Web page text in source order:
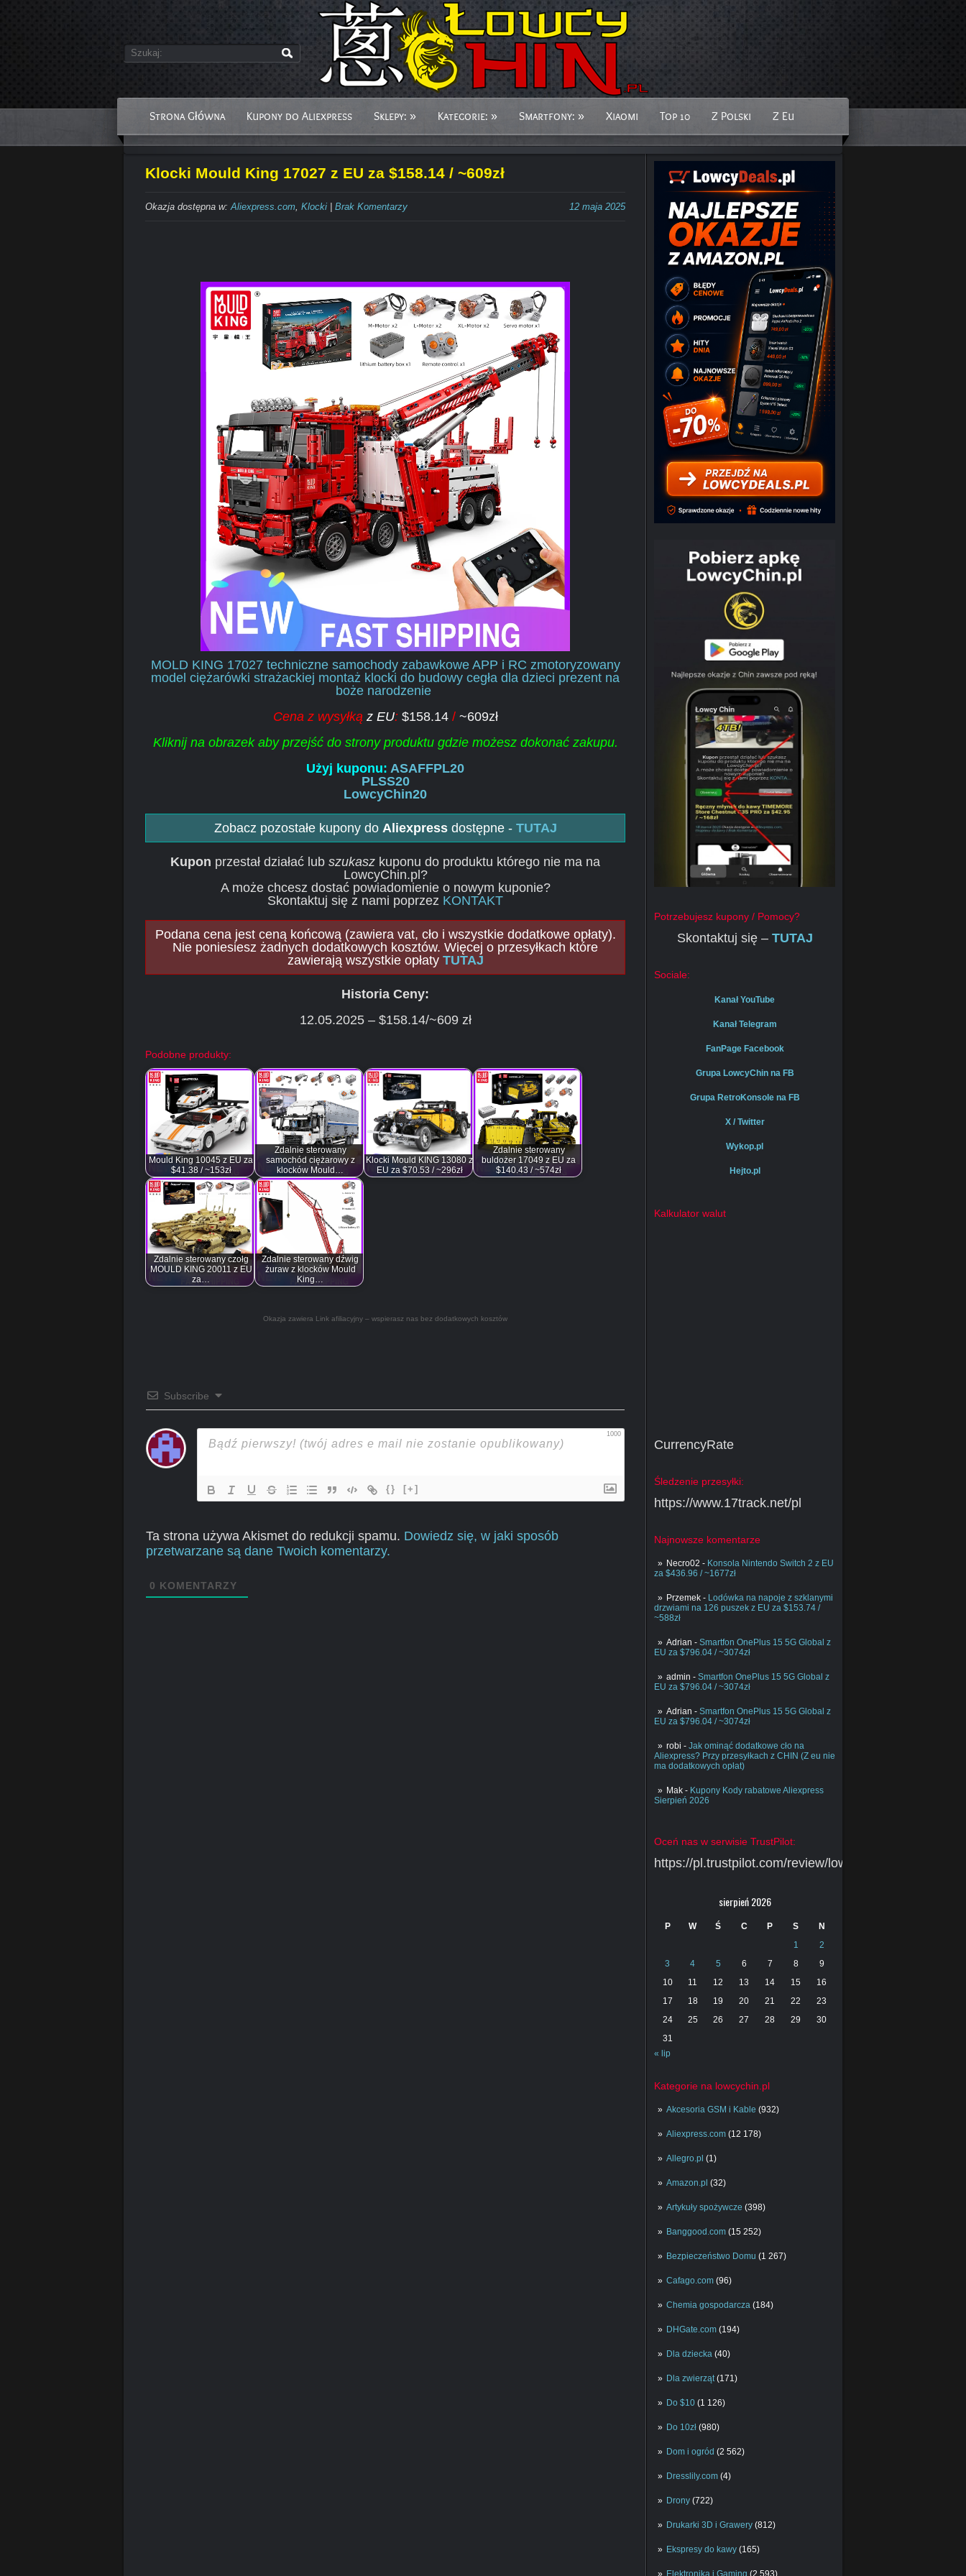
Strona Główna Kupony do Aliexpress Sklepy: » Kategorie: » Smartfony: » Xiaomi Top 10 Z Polski Z Eu
Potrzebujesz kupony / Pomocy?
Skontaktuj się – TUTAJ
Sociale:
Kanał YouTube
Kanał Telegram
FanPage Facebook
Grupa LowcyChin na FB
Grupa RetroKonsole na FB
X / Twitter
Wykop.pl
Hejto.pl
Kalkulator walut
CurrencyRate
Śledzenie przesyłki:
https://www.17track.net/pl
Najnowsze komentarze
Necro02 - Konsola Nintendo Switch 2 z EU
za $436.96 / ~1677zł
Przemek - Lodówka na napoje z szklanymi
drzwiami na 126 puszek z EU za $153.74 /
~588zł
Adrian - Smartfon OnePlus 15 5G Global z
EU za $796.04 / ~3074zł
admin - Smartfon OnePlus 15 5G Global z
EU za $796.04 / ~3074zł
Adrian - Smartfon OnePlus 15 5G Global z
EU za $796.04 / ~3074zł
robi - Jak ominąć dodatkowe cło na
Aliexpress? Przy przesyłkach z CHIN (Z eu nie
ma dodatkowych opłat)
Mak - Kupony Kody rabatowe Aliexpress
Sierpień 2026
Oceń nas w serwisie TrustPilot:
https://pl.trustpilot.com/review/lowcychin.pl
sierpień 2026
P W Ś C P S
N
1
2
3
4 5 6 7 8
9
10
11 12 13 14 15
16
17
18 19 20 21 22
23
24
25 26 27 28 29
30
31
« lip
Kategorie na lowcychin.pl
Akcesoria GSM i Kable (932)
Aliexpress.com (12 178)
Allegro.pl (1)
Amazon.pl (32)
Artykuły spożywcze (398)
Banggood.com (15 252)
Bezpieczeństwo Domu (1 267)
Cafago.com (96)
Chemia gospodarcza (184)
DHGate.com (194)
Dla dziecka (40)
Dla zwierząt(171)
Do $10 (1 126)
Do 10zł (980)
Dom i ogród (2 562)
Dresslily.com (4)
Drony (722)
Drukarki 3D i Grawery (812)
Ekspresy do kawy (165)
Klocki Mould King 17027 z EU za $158.14 / ~609zł
12 maja 2025
Okazja dostępna w:Aliexpress.com, Klocki Brak Komentarzy
MOLD KING 17027 techniczne samochody zabawkowe APP i RC zmotoryzowany
model ciężarówki strażackiej montaż klocki do budowy cegła dla dzieci prezent na
boże narodzenie
Cena z wysyłkąz EU: $158.14 / ~609zł
Kliknij na obrazek aby przejść do strony produktu gdzie możesz dokonać zakupu.
Użyj kuponu: ASAFFPL20
PLSS20
LowcyChin20
Zobacz pozostałe kupony do Aliexpressdostępne - TUTAJ
Kupon przestał działać lub szukasz kuponu do produktu którego nie ma na
LowcyChin.pl?
A może chcesz dostać powiadomienie o nowym kuponie?
Skontaktuj się z nami poprzez KONTAKT
Podana cena jest ceną końcową (zawiera vat, cło i wszystkie dodatkowe opłaty).
Nie poniesiesz żadnych dodatkowych kosztów. Więcej o przesyłkach które
zawierają wszystkie opłaty TUTAJ
Historia Ceny:
12.05.2025 – $158.14/~609 zł
Podobne produkty:
Mould King 10045 z EU za
$41.38 / ~153zł
Zdalnie sterowany
samochód ciężarowy z
klocków Mould…
Klocki Mould KING 13080 z
EU za $70.53 / ~296zł
Zdalnie sterowany
buldożer 17049 z EU za
$140.43 / ~574zł
Zdalnie sterowany czołg
MOULD KING 20011 z EU
za…
Zdalnie sterowany dźwig
żuraw z klocków Mould
King…
Okazja zawiera Link afiliacyjny – wspierasz nas bez dodatkowych kosztów
Subscribe
1000
{} [+]
Ta strona używa Akismet do redukcji spamu. Dowiedz się, w jaki sposób
przetwarzane są dane Twoich komentarzy.
0 KOMENTARZY